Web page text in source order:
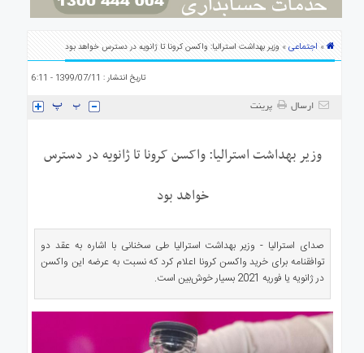
درباره» اجتماعی» وزیر بهداشت استرالیا: واکسن کرونا تا ژانویه در دسترس خواهد بود
تاریخ انتشار : 1399/07/11 - 6:11
ارسال پرینت
وزیر بهداشت استرالیا: واکسن کرونا تا ژانویه در دسترس
خواهد بود
صدای استرالیا - وزیر بهداشت استرالیا طی سخنانی با اشاره به عقد دو
توافقنامه برای خرید واکسن کرونا اعلام کرد که نسبت به عرضه این واکسن
در ژانویه یا فوریه 2021 بسیار خوش‌بین است.